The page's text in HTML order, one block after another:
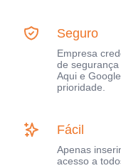
Seguro
Empresa
de
Aqui e
prioridade.
Fácil
Apenas
acesso a